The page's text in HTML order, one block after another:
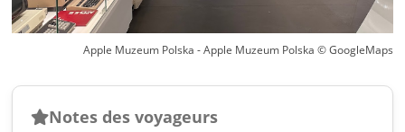
Apple Muzeum Polska - Apple Muzeum Polska © GoogleMaps
Notes des voyageurs